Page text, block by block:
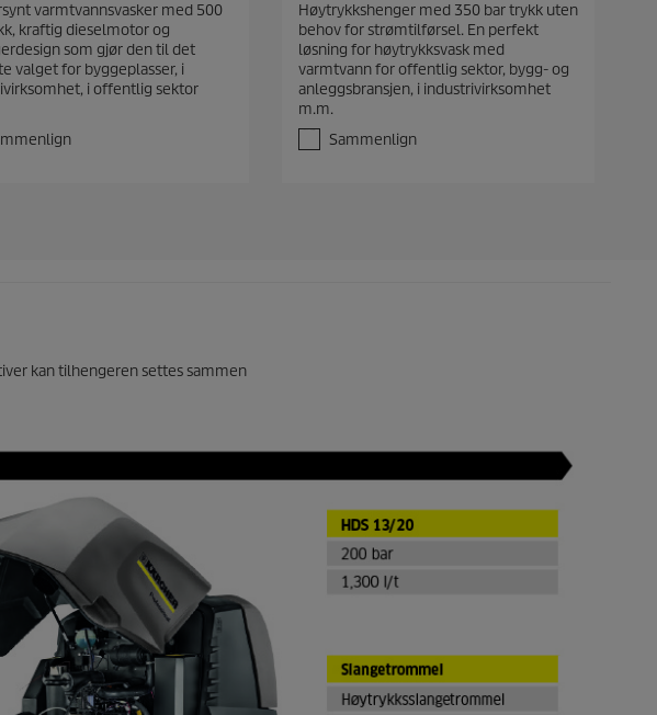
varmtvannsvasker med 500
kraftig dieselmotor og
som gjør den til det
valget for byggeplasser, i
i offentlig sektor
0
a
v
5
s
t
e
Høytrykkshenger med 350 bar trykk uten
behov for strømtilførsel. En perfekt
løsning for høytrykksvask med
varmtvann for offentlig sektor, bygg- og
anleggsbransjen, i industrivirksomhet
m.m.
Sammenlign
kan tilhengeren settes sammen